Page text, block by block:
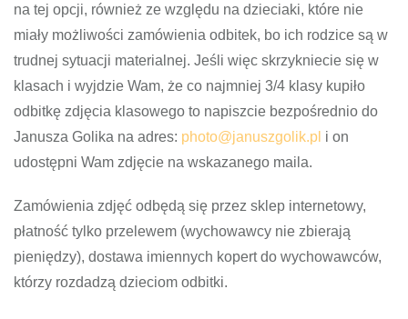
na tej opcji, również ze względu na dzieciaki, które nie
miały możliwości zamówienia odbitek, bo ich rodzice są w
trudnej sytuacji materialnej. Jeśli więc skrzykniecie się w
klasach i wyjdzie Wam, że co najmniej 3/4 klasy kupiło
odbitkę zdjęcia klasowego to napiszcie bezpośrednio do
Janusza Golika na adres: photo@januszgolik.pl i on
udostępni Wam zdjęcie na wskazanego maila.
Zamówienia zdjęć odbędą się przez sklep internetowy,
płatność tylko przelewem (wychowawcy nie zbierają
pieniędzy), dostawa imiennych kopert do wychowawców,
którzy rozdadzą dzieciom odbitki.